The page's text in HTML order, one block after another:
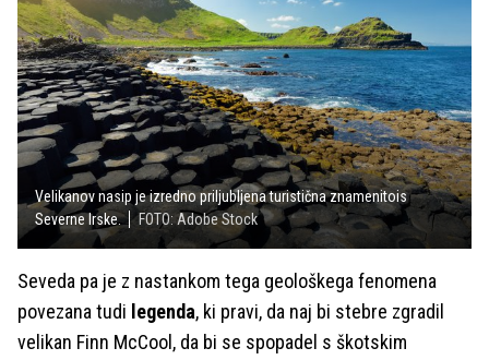
Velikanov nasip je izredno priljubljena turistična znamenitois
Severne Irske.
FOTO: Adobe Stock
Seveda pa je z nastankom tega geološkega fenomena
povezana tudi legenda, ki pravi, da naj bi stebre zgradil
velikan Finn McCool, da bi se spopadel s škotskim